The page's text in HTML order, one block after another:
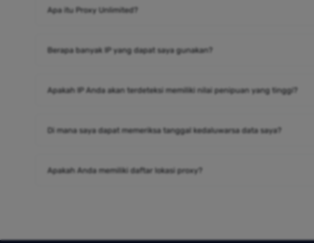
Apa itu Proxy Unlimited?
Berapa banyak IP yang dapat saya gunakan?
Apakah IP Anda akan terdeteksi memiliki nilai penipuan yang tinggi?
Di mana saya dapat memeriksa tanggal kedaluwarsa data saya?
Apakah Anda memiliki daftar lokasi proxy?